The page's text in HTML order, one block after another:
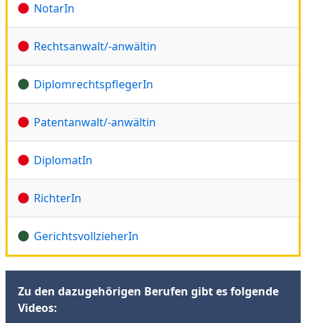
NotarIn
Rechtsanwalt/-anwältin
DiplomrechtspflegerIn
Patentanwalt/-anwältin
DiplomatIn
RichterIn
GerichtsvollzieherIn
Zu den dazugehörigen Berufen gibt es folgende
Videos: